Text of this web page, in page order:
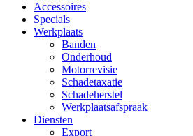
Accessoires
Specials
Werkplaats
Banden
Onderhoud
Motorrevisie
Schadetaxatie
Schadeherstel
Werkplaatsafspraak
Diensten
Export